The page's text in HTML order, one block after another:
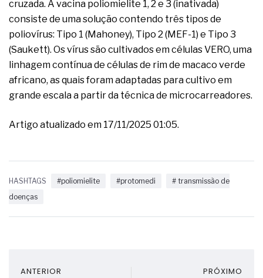
cruzada. A vacina poliomielite 1, 2 e 3 (inativada)
consiste de uma solução contendo três tipos de
poliovírus: Tipo 1 (Mahoney), Tipo 2 (MEF-1) e Tipo 3
(Saukett). Os vírus são cultivados em células VERO, uma
linhagem contínua de células de rim de macaco verde
africano, as quais foram adaptadas para cultivo em
grande escala a partir da técnica de microcarreadores.
Artigo atualizado em 17/11/2025 01:05.
HASHTAGS #poliomielite #protomedi
# transmissão de
doenças
ANTERIOR PRÓXIMO